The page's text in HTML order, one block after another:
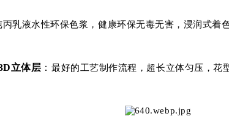
丙乳液水性环保色浆，健康环保无毒无害，浸润式着
立体层 ：最好的工艺制作流程，超长立体匀压，花